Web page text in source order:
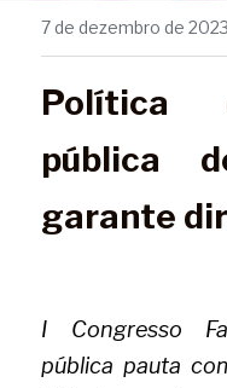
7 de dezembro de 2023
Política
pública
garante
I Congresso
pública pauta